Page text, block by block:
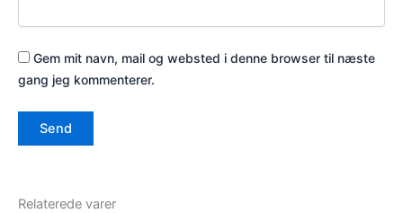
Gem mit navn, mail og websted i denne browser til næste
gang jeg kommenterer.
Relaterede varer